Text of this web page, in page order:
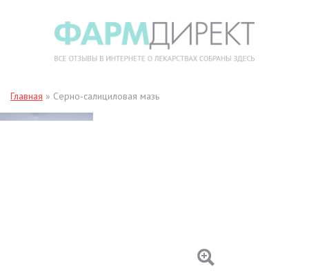
Главная » Серно-салициловая мазь